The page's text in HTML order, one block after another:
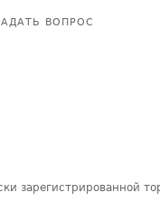
ВОПРОС
зарегистрированной